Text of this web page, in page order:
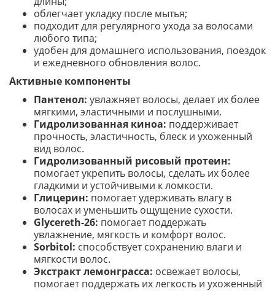
облегчает укладку после мытья;
подходит для регулярного ухода за волосами
любого типа;
удобен для домашнего использования, поездок
и ежедневного обновления волос.
Активные компоненты
Пантенол: увлажняет волосы, делает их более
мягкими, эластичными и послушными.
Гидролизованная киноа: поддерживает
прочность, эластичность, блеск и ухоженный
вид волос.
Гидролизованный рисовый протеин:
помогает укрепить волосы, сделать их более
гладкими и устойчивыми к ломкости.
Глицерин: помогает удерживать влагу в
волосах и уменьшить ощущение сухости.
Glycereth-26: помогает поддержать
увлажнение, мягкость и комфорт волос.
Sorbitol: способствует сохранению влаги и
мягкости волос.
Экстракт лемонграсса: освежает волосы,
помогает поддержать их легкость и ухоженный